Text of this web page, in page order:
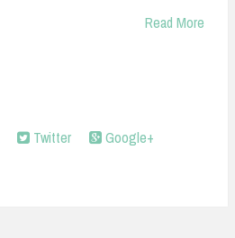
Read More
Twitter
Google+